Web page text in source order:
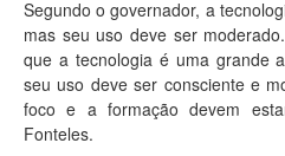
Segundo o governador, a
mas seu uso deve ser
que a tecnologia é uma grande
seu uso deve ser consciente e
foco e a formação devem
Fonteles.